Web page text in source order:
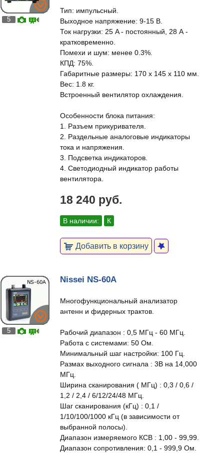
5
Тип: импульсный.
Выходное напряжение: 9-15 В.
Ток нагрузки: 25 A - постоянный, 28 А -
кратковременно.
Помехи и шум: менее 0.3%.
КПД: 75%.
Габаритные размеры: 170 x 145 x 110 мм.
Вес: 1.8 кг.
Встроенный вентилятор охлаждения.
Особенности блока питания:
1. Разъем прикуривателя.
2. Раздельные аналоговые индикаторы
тока и напряжения.
3. Подсветка индикаторов.
4. Светодиодный индикатор работы
вентилятора.
18 240 руб.
В наличии: К
Добавить в корзину
5
Nissei NS-60A
Многофункциональный анализатор
антенн и фидерных трактов.
Рабочий диапазон : 0,5 МГц - 60 МГц.
Работа с системами: 50 Ом.
Минимальный шаг настройки: 100 Гц.
Размах выходного сигнала : 3В на 14,000
МГц.
Ширина сканирования ( МГц) : 0,3 / 0,6 /
1,2 / 2,4 / 6/12/24/48 МГц.
Шаг сканирования (кГц) : 0,1 /
1/10/100/1000 кГц (в зависимости от
выбранной полосы).
Диапазон измеряемого КСВ : 1,00 - 99,99.
Диапазон сопротивления: 0,1 - 999,9 Ом.